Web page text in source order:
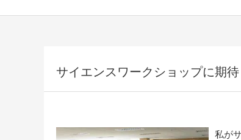
サイエンスワークショップに期
私が